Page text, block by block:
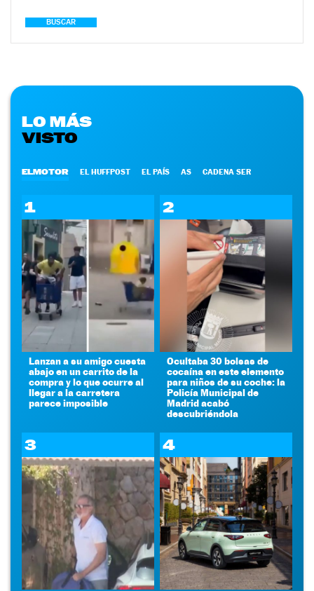
BUSCAR
LO MÁS
VISTO
ELMOTOR EL HUFFPOST EL PAÍS AS CADENA SER
1
Lanzan a su amigo cuesta
abajo en un carrito de la
compra y lo que ocurre al
llegar a la carretera
parece imposible
2
Ocultaba 30 bolsas de
cocaína en este elemento
para niños de su coche: la
Policía Municipal de
Madrid acabó
descubriéndola
3 4